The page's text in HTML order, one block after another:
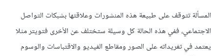
المسألة تتوقف على طبيعة هذه المنشورات وعلاقتها بشبكات التواصل
الاجتماعي، ففي هذه الحالة كل وسيلة ستختلف عن الأخرى فتويتر مثلا
يعتمد في تغريداته على الصور ومقاطع الفيديو والاقتباسات والوسوم